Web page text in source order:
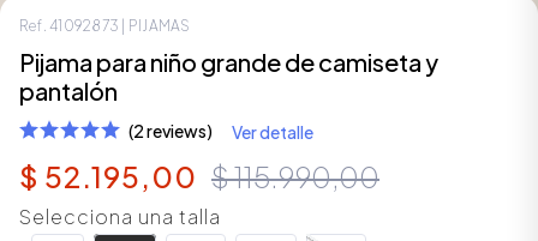
Ref.41092873 | PIJAMAS
Pijama para niño grande de camiseta y
pantalón
(2 reviews) Ver detalle
$ 52.195,00 $115.990,00
Selecciona una talla